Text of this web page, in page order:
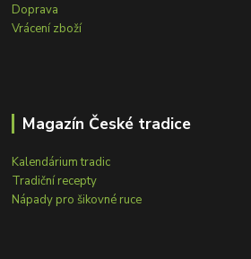
Doprava
Vrácení zboží
Magazín České tradice
Kalendárium tradic
Tradiční recepty
Nápady pro šikovné ruce